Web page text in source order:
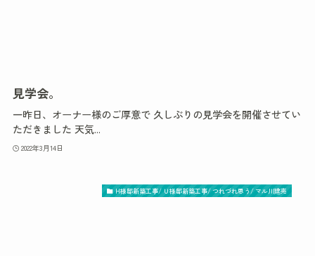
見学会。
一昨日、オーナー様のご厚意で 久しぶりの見学会を開催させてい
ただきました 天気...
2022年3月14日
H様邸新築工事/ Ｕ様邸新築工事/ つれづれ思う/ マル川建売